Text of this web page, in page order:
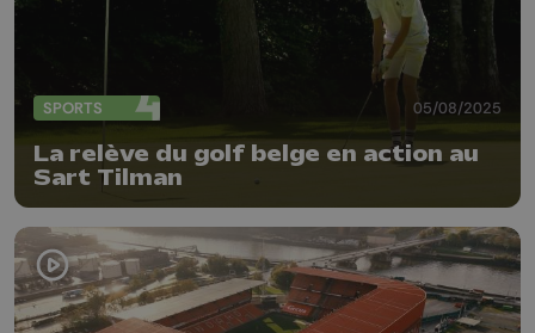
SPORTS 05/08/2025
La relève du golf belge en action au
Sart Tilman